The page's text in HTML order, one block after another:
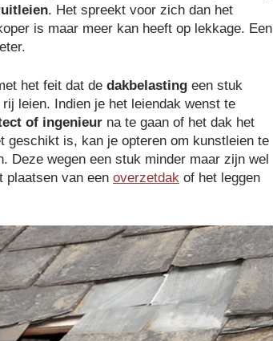
. Het spreekt voor zich dan het
is maar meer kan heeft op lekkage. Een
het feit dat de dakbelasting een stuk
leien. Indien je het leiendak wenst te
of ingenieur na te gaan of het dak het
geschikt is, kan je opteren om kunstleien te
Deze wegen een stuk minder maar zijn wel
plaatsen van een overzetdak of het leggen